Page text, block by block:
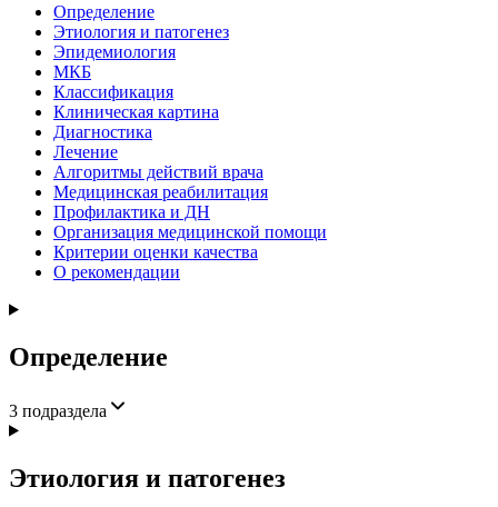
Определение
Этиология и патогенез
Эпидемиология
МКБ
Классификация
Клиническая картина
Диагностика
Лечение
Алгоритмы действий врача
Медицинская реабилитация
Профилактика и ДН
Организация медицинской помощи
Критерии оценки качества
О рекомендации
Определение
3 подраздела
Этиология и патогенез